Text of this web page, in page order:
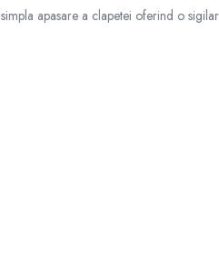
apasare a clapetei oferind o